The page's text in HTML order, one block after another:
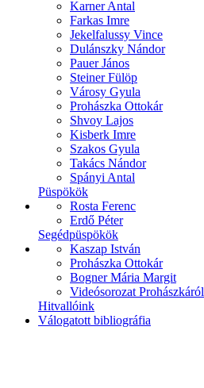
Karner Antal
Farkas Imre
Jekelfalussy Vince
Dulánszky Nándor
Pauer János
Steiner Fülöp
Városy Gyula
Prohászka Ottokár
Shvoy Lajos
Kisberk Imre
Szakos Gyula
Takács Nándor
Spányi Antal
Püspökök
Rosta Ferenc
Erdő Péter
Segédpüspökök
Kaszap István
Prohászka Ottokár
Bogner Mária Margit
Videósorozat Prohászkáról
Hitvallóink
Válogatott bibliográfia